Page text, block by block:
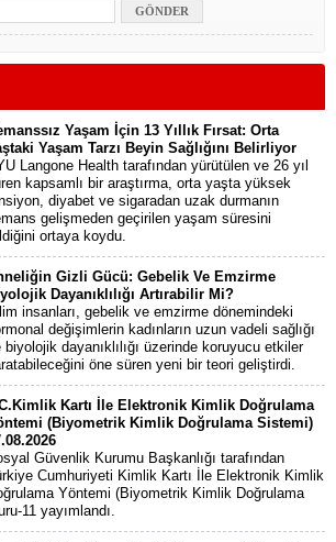
Yaşam İçin 13 Yıllık Fırsat: Orta
Yaşam Tarzı Beyin Sağlığını Belirliyor
Langone Health tarafından yürütülen ve 26 yıl
kapsamlı bir araştırma, orta yaşta yüksek
diyabet ve sigaradan uzak durmanın
gelişmeden geçirilen yaşam süresini
ortaya koydu.
Gizli Gücü: Gebelik Ve Emzirme
Dayanıklılığı Artırabilir Mi?
insanları, gebelik ve emzirme dönemindeki
değişimlerin kadınların uzun vadeli sağlığı
biyolojik dayanıklılığı üzerinde koruyucu etkiler
öne süren yeni bir teori geliştirdi.
Kartı İle Elektronik Kimlik Doğrulama
(Biyometrik Kimlik Doğrulama Sistemi)
Güvenlik Kurumu Başkanlığı tarafından
Cumhuriyeti Kimlik Kartı İle Elektronik Kimlik
Yöntemi (Biyometrik Kimlik Doğrulama
11 yayımlandı.